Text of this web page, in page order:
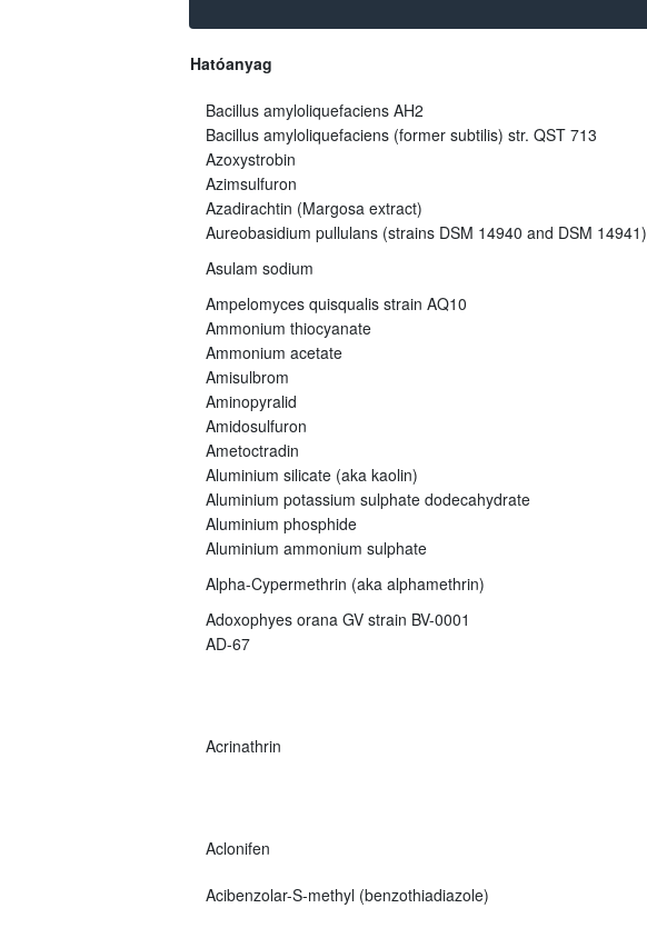
Hatóanyag
Bacillus amyloliquefaciens AH2
Bacillus amyloliquefaciens (former subtilis) str. QST 713
Azoxystrobin
Azimsulfuron
Azadirachtin (Margosa extract)
Aureobasidium pullulans (strains DSM 14940 and DSM 14941)
Asulam sodium
Ampelomyces quisqualis strain AQ10
Ammonium thiocyanate
Ammonium acetate
Amisulbrom
Aminopyralid
Amidosulfuron
Ametoctradin
Aluminium silicate (aka kaolin)
Aluminium potassium sulphate dodecahydrate
Aluminium phosphide
Aluminium ammonium sulphate
Alpha-Cypermethrin (aka alphamethrin)
Adoxophyes orana GV strain BV-0001
AD-67
Acrinathrin
Aclonifen
Acibenzolar-S-methyl (benzothiadiazole)